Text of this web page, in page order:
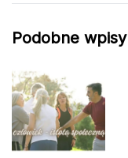
Podobne wpisy